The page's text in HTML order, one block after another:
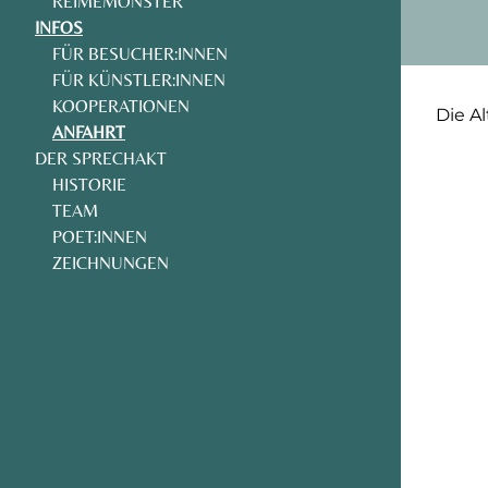
INFOS
FÜR BESUCHER:INNEN
FÜR KÜNSTLER:INNEN
KOOPERATIONEN
ANFAHRT
DER SPRECHAKT
HISTORIE
TEAM
POET:INNEN
ZEICHNUNGEN
Die